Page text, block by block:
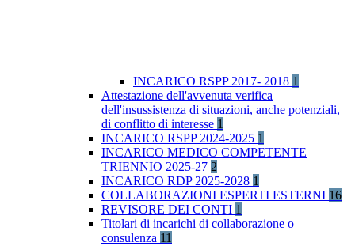
INCARICO RSPP 2017- 2018 1
Attestazione dell'avvenuta verifica
dell'insussistenza di situazioni, anche potenziali,
di conflitto di interesse 1
INCARICO RSPP 2024-2025 1
INCARICO MEDICO COMPETENTE
TRIENNIO 2025-27 2
INCARICO RDP 2025-2028 1
COLLABORAZIONI ESPERTI ESTERNI 16
REVISORE DEI CONTI 1
Titolari di incarichi di collaborazione o
consulenza 11